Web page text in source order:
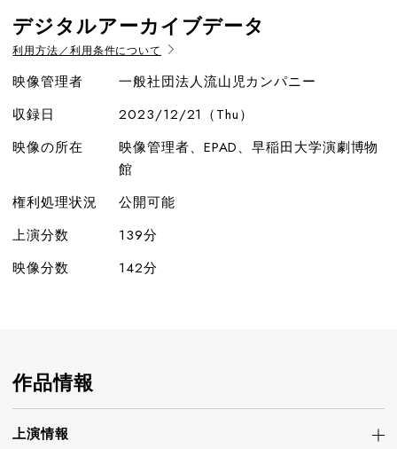
デジタルアーカイブデータ
利用方法／利用条件について
映像管理者
一般社団法人流山児カンパニー
収録日
2023/12/21（Thu）
映像の所在
映像管理者、EPAD、早稲田大学演劇博物
館
権利処理状況
公開可能
上演分数
139分
映像分数
142分
作品情報
上演情報